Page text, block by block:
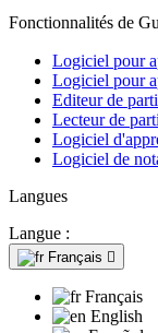
Fonctionnalités de
Logiciel pour
Logiciel pour
Editeur de
Lecteur de
Logiciel
Logiciel de
Langues
Langue :
Français 
Français
English